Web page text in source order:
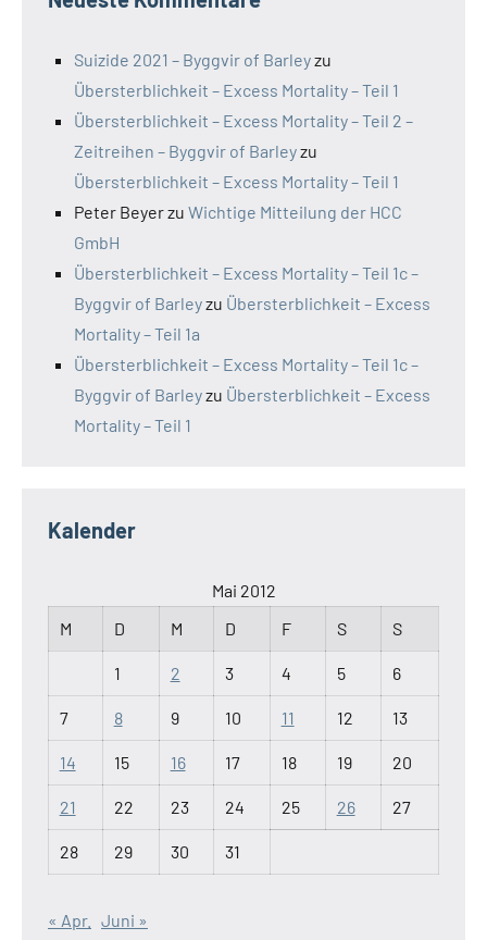
Suizide 2021 – Byggvir of Barleyzu
Übersterblichkeit – Excess Mortality – Teil 1
Übersterblichkeit – Excess Mortality – Teil 2 –
Zeitreihen – Byggvir of Barleyzu
Übersterblichkeit – Excess Mortality – Teil 1
Peter Beyerzu Wichtige Mitteilung der HCC
GmbH
Übersterblichkeit – Excess Mortality – Teil 1c –
Byggvir of Barleyzu Übersterblichkeit – Excess
Mortality – Teil 1a
Übersterblichkeit – Excess Mortality – Teil 1c –
Byggvir of Barleyzu Übersterblichkeit – Excess
Mortality – Teil 1
Kalender
Mai 2012
M
D M D F S S
1 2 3 4 5 6
7 8 9 10 11 12 13
14 15 16 17 18 19 20
21 22 23 24 25 26 27
28 29 30 31
« Apr. Juni »